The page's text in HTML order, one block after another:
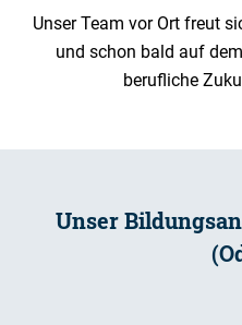
Unser Team vor Ort freut
und schon bald auf
berufliche
Unser